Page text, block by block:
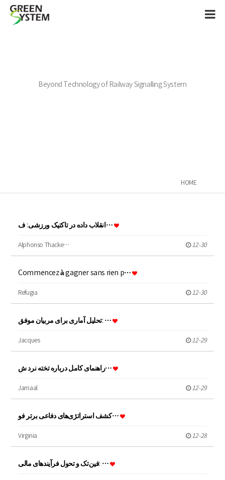
Beyond Technology of Railway Signalling System
HOME
انقلاب داده در تاکتیک ورزشی: ف…
Alphonso Thacke… 12-30
Commencez à gagner sans rien p…
Refugia 12-30
تحلیل آماری برای مربیان موفق: …
Jacques 12-29
راهنمای کامل درباره تخته نرد ش…
Jamaal 12-29
کشف استراتژی‌های دفاعی برتر فو…
Virginia 12-28
فین‌تک و تحول فرآیندهای مالی: …